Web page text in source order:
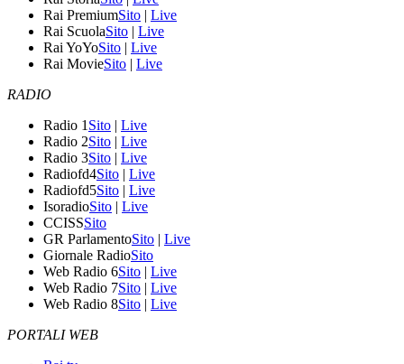
Rai PremiumSito | Live
Rai ScuolaSito | Live
Rai YoYoSito | Live
Rai MovieSito | Live
RADIO
Radio 1 Sito | Live
Radio 2Sito | Live
Radio 3Sito | Live
Radiofd4Sito | Live
Radiofd5Sito | Live
IsoradioSito | Live
CCISSSito
GR ParlamentoSito | Live
Giornale RadioSito
Web Radio 6Sito | Live
Web Radio 7Sito | Live
Web Radio 8Sito | Live
PORTALI WEB